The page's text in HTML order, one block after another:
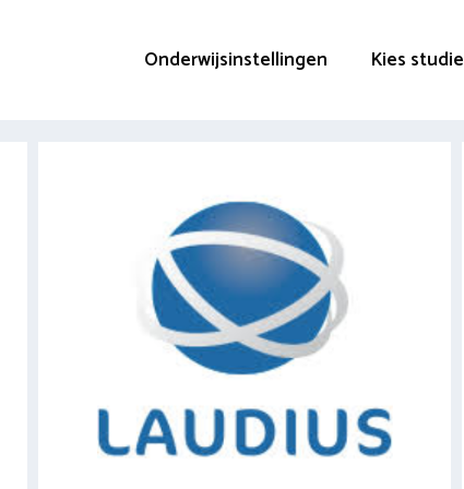
Onderwijsinstellingen Kies studie